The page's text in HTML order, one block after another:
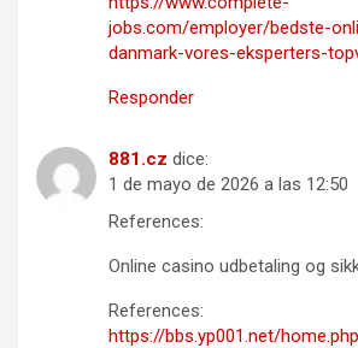
jobs.com/employer/bedste-
danmark-vores-eksperters-
Responder
881.cz dice:
1 de mayo de 2026 a las 12:50
References:
Online casino udbetaling og
References:
https://bbs.yp001.net/